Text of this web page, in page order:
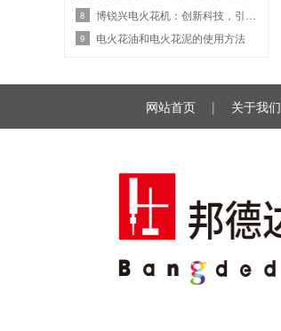
8
9 电火花油和电火花泥的使用方法
网站首页 | 关于我们